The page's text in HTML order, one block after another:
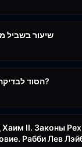
שיעור בשביל
הסוד לבדיקה אם אתה הולך למות?
II. Законы
Рабби Лев